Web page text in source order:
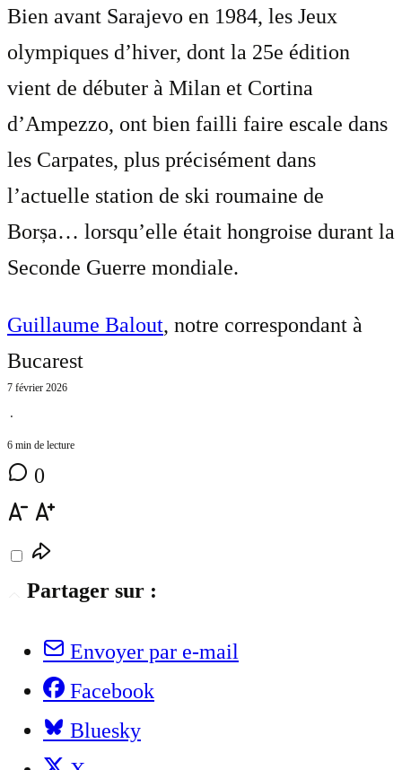
Bien avant Sarajevo en 1984, les Jeux
olympiques d’hiver, dont la 25e édition
vient de débuter à Milan et Cortina
d’Ampezzo, ont bien failli faire escale dans
les Carpates, plus précisément dans
l’actuelle station de ski roumaine de
Borșa… lorsqu’elle était hongroise durant la
Seconde Guerre mondiale.
Guillaume Balout, notre correspondant à
Bucarest
7 février 2026
⋅
6 min de lecture
0
Partager sur :
Envoyer par e-mail
Facebook
Bluesky